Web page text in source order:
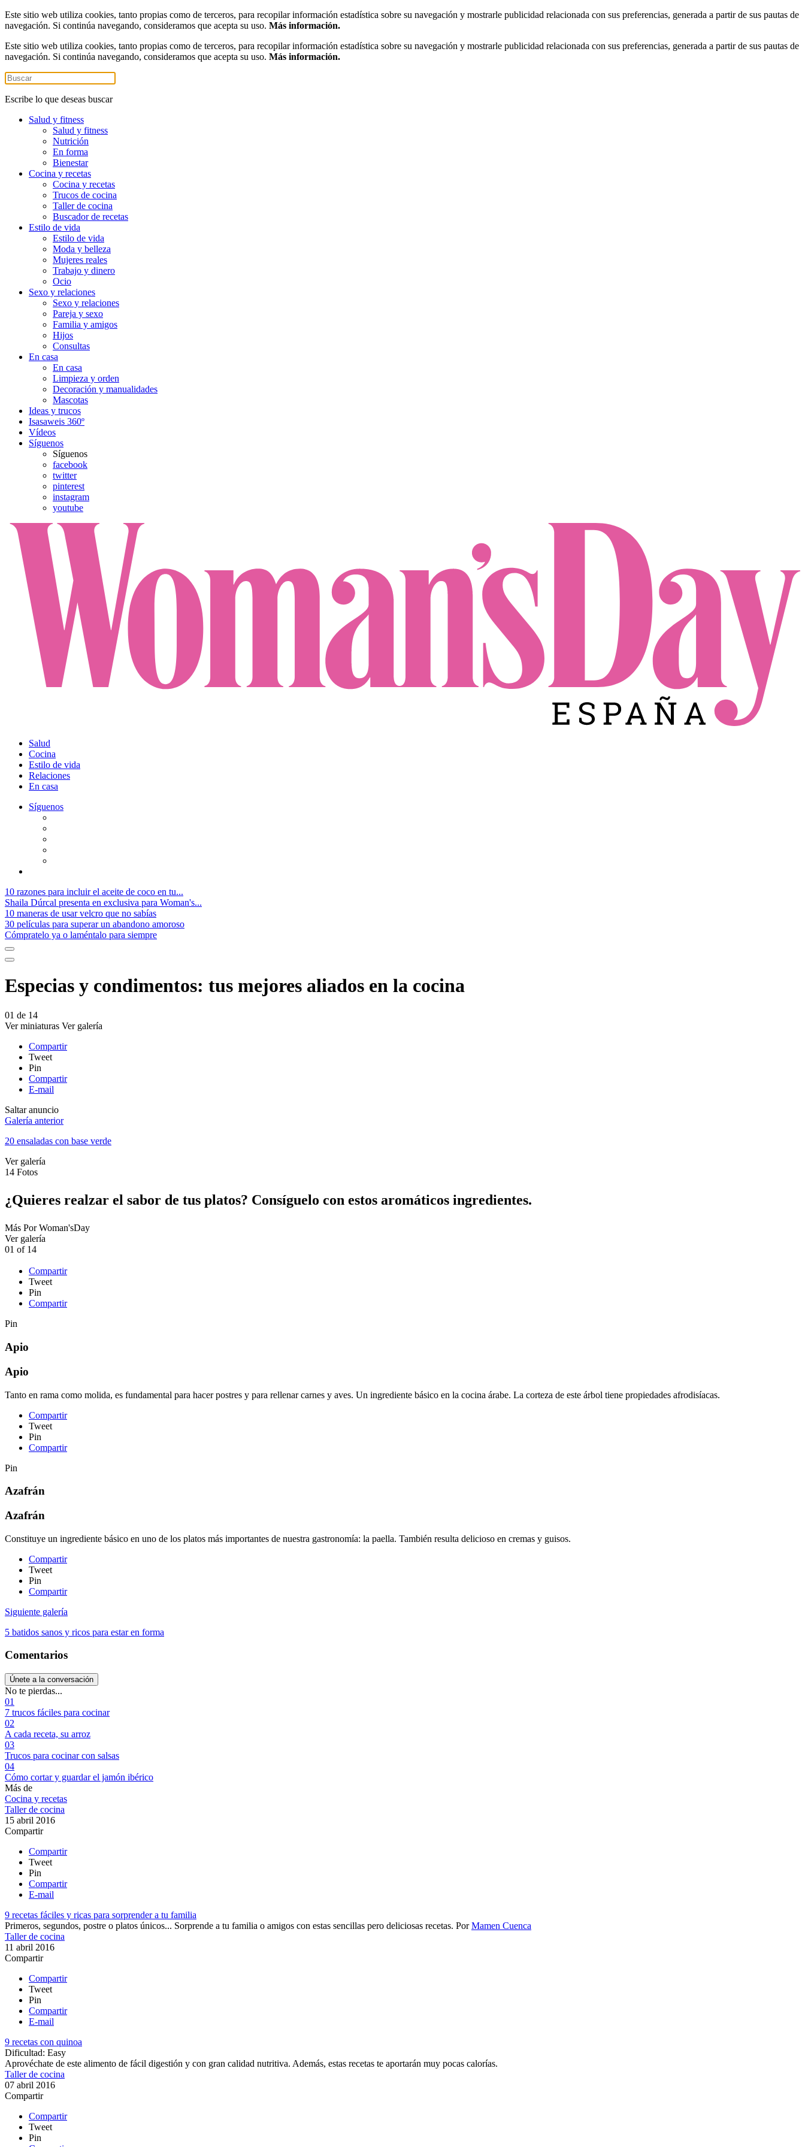
Este sitio web utiliza cookies, tanto propias como de terceros, para recopilar información estadística sobre su navegación y mostrarle publicidad relacionada con sus preferencias, generada a partir de sus pautas de
navegación. Si continúa navegando, consideramos que acepta su uso. Más información.
Este sitio web utiliza cookies, tanto propias como de terceros, para recopilar información estadística sobre su navegación y mostrarle publicidad relacionada con sus preferencias, generada a partir de sus pautas de
navegación. Si continúa navegando, consideramos que acepta su uso. Más información.
Escribe lo que deseas buscar
Salud y fitness
Salud y fitness
Nutrición
En forma
Bienestar
Cocina y recetas
Cocina y recetas
Trucos de cocina
Taller de cocina
Buscador de recetas
Estilo de vida
Estilo de vida
Moda y belleza
Mujeres reales
Trabajo y dinero
Ocio
Sexo y relaciones
Sexo y relaciones
Pareja y sexo
Familia y amigos
Hijos
Consultas
En casa
En casa
Limpieza y orden
Decoración y manualidades
Mascotas
Ideas y trucos
Isasaweis 360º
Vídeos
Síguenos
Síguenos
facebook
twitter
pinterest
instagram
youtube
Salud
Cocina
Estilo de vida
Relaciones
En casa
Síguenos
10 razones para incluir el aceite de coco en tu...
Shaila Dúrcal presenta en exclusiva para Woman's...
10 maneras de usar velcro que no sabías
30 películas para superar un abandono amoroso
Cómpratelo ya o laméntalo para siempre
Especias y condimentos: tus mejores aliados en la cocina
01 de 14
Ver miniaturas Ver galería
Compartir
Tweet
Pin
Compartir
E-mail
Saltar anuncio
Galería anterior
20 ensaladas con base verde
Ver galería
14 Fotos
¿Quieres realzar el sabor de tus platos? Consíguelo con estos aromáticos ingredientes.
Más PorWoman'sDay
Ver galería
01 of 14
Compartir
Tweet
Pin
Compartir
Pin
Apio
Apio
Tanto en rama como molida, es fundamental para hacer postres y para rellenar carnes y aves. Un ingrediente básico en la cocina árabe. La corteza de este árbol tiene propiedades afrodisíacas.
Compartir
Tweet
Pin
Compartir
Pin
Azafrán
Azafrán
Constituye un ingrediente básico en uno de los platos más importantes de nuestra gastronomía: la paella. También resulta delicioso en cremas y guisos.
Compartir
Tweet
Pin
Compartir
Siguiente galería
5 batidos sanos y ricos para estar en forma
Comentarios
Únete a la conversación
No te pierdas...
01
7 trucos fáciles para cocinar
02
A cada receta, su arroz
03
Trucos para cocinar con salsas
04
Cómo cortar y guardar el jamón ibérico
Más de
Cocina y recetas
Taller de cocina
15 abril 2016
Compartir
Compartir
Tweet
Pin
Compartir
E-mail
9 recetas fáciles y ricas para sorprender a tu familia
Primeros, segundos, postre o platos únicos... Sorprende a tu familia o amigos con estas sencillas pero deliciosas recetas. PorMamen Cuenca
Taller de cocina
11 abril 2016
Compartir
Compartir
Tweet
Pin
Compartir
E-mail
9 recetas con quinoa
Dificultad: Easy
Aprovéchate de este alimento de fácil digestión y con gran calidad nutritiva. Además, estas recetas te aportarán muy pocas calorías.
Taller de cocina
07 abril 2016
Compartir
Compartir
Tweet
Pin